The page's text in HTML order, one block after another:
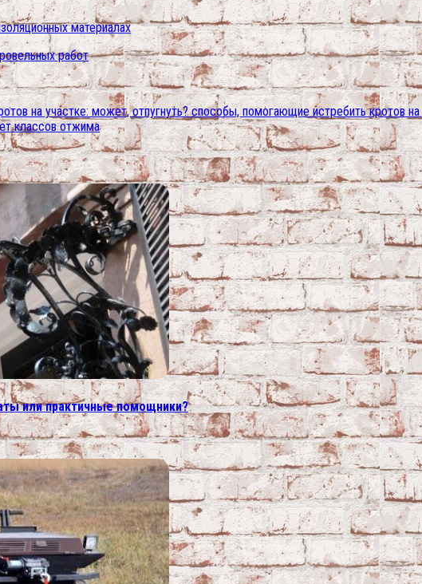
материалах
работ
на участке: может, отпугнуть? способы, помогающие истребить кротов
классов отжима
или практичные помощники?